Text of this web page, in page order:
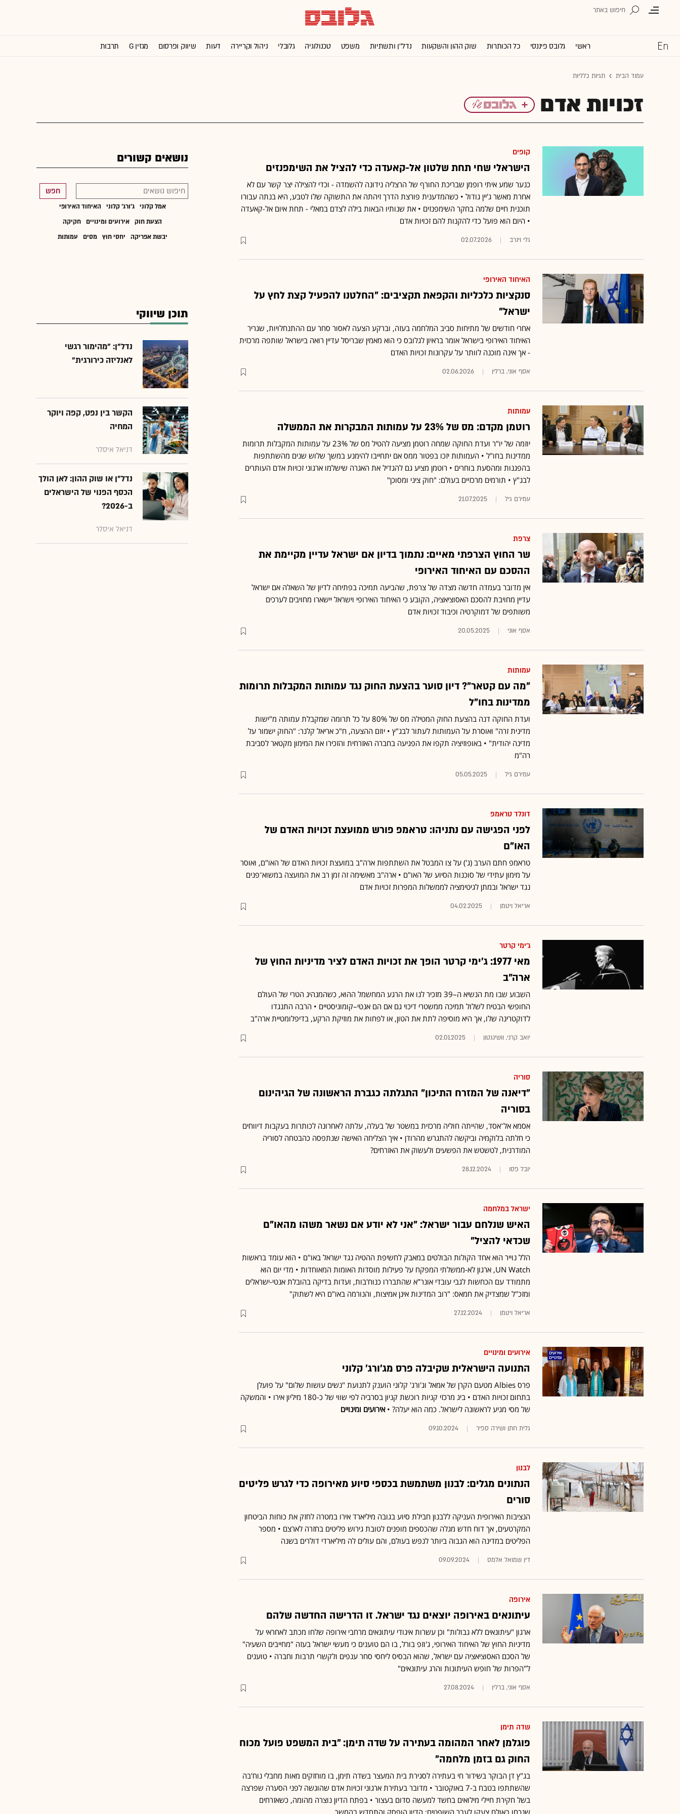
ראשי גלובס פיננסי כל הכותרות שוק ההון והשקעות נדל''ן ותשתיות משפט טכנולוגיה גלובלי ניהול וקריירה דעות שיווק ופרסום מגזין G תרבות
עמוד הבית תגיות כלליות
זכויות אדם
קופים
הישראלי שחי תחת שלטון אל-קאעדה כדי להציל את השימפנזים
כנער שמע איתי רופמן שבריכת החורף של הרצליה נידונה להשמדה - וכדי להצילה יצר קשר עם לא
אחרת מאשר ג'יין גודול • כשהמדענית פורצת הדרך זיהתה את התשוקה שלו לטבע, היא בנתה עבורו
תוכנית חיים שלמה בחקר השימפנזים • את שנותיו הבאות בילה לצדם במאלי - תחת איום אל-קאעדה
• היום הוא פועל כדי להקנות להם זכויות אדם
גלי וינרב 02.07.2026
האיחוד האירופי
סנקציות כלכליות והקפאת תקציבים: "החלטנו להפעיל קצת לחץ על
ישראל"
אחרי חודשים של מתיחות סביב המלחמה בעזה, וברקע הצעה לאסור סחר עם ההתנחלויות, שגריר
האיחוד האירופי בישראל אומר בראיון לגלובס כי הוא מאמין שבריסל עדיין רואה בישראל שותפה מרכזית
- אך אינה מוכנה לוותר על עקרונות זכויות האדם
אסף אוני, ברלין 02.06.2026
עמותות
רוטמן מקדם: מס של 23% על עמותות המבקרות את הממשלה
יוזמה של יו"ר ועדת החוקה שמחה רוטמן מציעה להטיל מס של 23% על עמותות המקבלות תרומות
ממדינות בחו"ל • העמותות יזכו בפטור ממס אם יתחייבו להימנע במשך שלוש שנים מהשתתפות
בהפגנות ומהסעת בוחרים • רוטמן מציע גם להגדיל את האגרה שישלמו ארגוני זכויות אדם העותרים
לבג"ץ • תורמים מרכזיים בעולם: "חוק ציני ומסוכן"
עמירם גיל 21.07.2025
צרפת
שר החוץ הצרפתי מאיים: נתמוך בדיון אם ישראל עדיין מקיימת את
ההסכם עם האיחוד האירופי
אין מדובר בעמדה חדשה מצדה של צרפת, שהביעה תמיכה בפתיחה לדיון של השאלה אם ישראל
עדיין מחויבת להסכם האסוציאציה, הקובע כי האיחוד האירופי וישראל יישארו מחויבים לערכים
משותפים של דמוקרטיה וכיבוד זכויות אדם
אסף אוני 20.05.2025
עמותות
"מה עם קטאר"? דיון סוער בהצעת החוק נגד עמותות המקבלות תרומות
ממדינות בחו"ל
ועדת החוקה דנה בהצעת החוק המטילה מס של 80% על כל תרומה שמקבלת עמותה מ"ישות
מדינית זרה" ואוסרת על העמותות לעתור לבג"ץ • יוזם ההצעה, ח"כ אריאל קלנר: "החוק ישמור על
מדינה יהודית" • באופוזיציה תקפו את הפגיעה בחברה האזרחית והזכירו את המימון מקטאר לסביבת
רה"מ
עמירם גיל 05.05.2025
דונלד טראמפ
לפני הפגישה עם נתניהו: טראמפ פורש ממועצת זכויות האדם של
האו"ם
טראמפ חתם הערב (ג') על צו המבטל את השתתפות ארה"ב במועצת זכויות האדם של האו"ם, ואוסר
על מימון עתידי של סוכנות הסיוע של האו"ם • ארה"ב מאשימה זה זמן רב את המועצה במשוא־פנים
נגד ישראל ובמתן לגיטימציה לממשלות המפרות זכויות אדם
אריאל ויטמן 04.02.2025
ג'ימי קרטר
מאי 1977: ג'ימי קרטר הופך את זכויות האדם לציר מדיניות החוץ של
ארה"ב
השבוע שבו מת הנשיא ה–39 מזכיר לנו את הרגע המחשמל ההוא, כשהמנהיג הטרי של העולם
החופשי הבטיח לשלול תמיכה ממשטרי דיכוי גם אם הם אנטי–קומוניסטיים • הרבה התנגדו
לדוקטרינה שלו, אך היא מוסיפה לתת את הטון, או לפחות את מוזיקת הרקע, בדיפלומטיית ארה"ב
יואב קרני, וושינגטון 02.01.2025
סוריה
"דיאנה של המזרח התיכון" התגלתה כגברת הראשונה של הגיהינום
בסוריה
אסמא אל־אסד, שהייתה חוליה מרכזית במשטר של בעלה, עלתה לאחרונה לכותרות בעקבות דיווחים
כי חלתה בלוקמיה וביקשה להתגרש מהרודן • איך הצליחה האישה שנתפסה כהבטחה לסוריה
המודרנית, לטשטש את הפשעים ולעשוק את האזרחים?
יובל פסו 28.12.2024
ישראל במלחמה
האיש שנלחם עבור ישראל: "אני לא יודע אם נשאר משהו מהאו"ם
שכדאי להציל"
הלל נוייר הוא אחד הקולות הבולטים במאבק לחשיפת ההטיה נגד ישראל באו"ם • הוא עומד בראשות
UN Watch, ארגון לא-ממשלתי המפקח על פעילות מוסדות האומות המאוחדות • מדי יום הוא
מתמודד עם הכחשות לגבי עובדי אונר"א שהתבררו כנוח'בות, ועדות בדיקה בהובלת אנטי-ישראלים
ומזכ"ל שמצדיק את חמאס: "רוב המדינות אינן אמיצות, והנורמה באו"ם היא לשתוק"
אריאל ויטמן 27.12.2024
אירועים ומינויים
התנועה הישראלית שקיבלה פרס מג'ורג' קלוני
פרס Albies מטעם הקרן של אמאל וג'ורג' קלוני הוענק לתנועת "נשים עושות שלום" על פועלן
בתחום זכויות האדם • ביג מרכזי קניות רוכשת קניון בסרביה לפי שווי של כ-180 מיליון אירו • והמשקה
של מסי מגיע לראשונה לישראל. כמה הוא יעלה? •אירועים ומינויים
גלית חתן ושירה ספיר 09.10.2024
לבנון
הנתונים מגלים: לבנון משתמשת בכספי סיוע מאירופה כדי לגרש פליטים
סורים
הנציבות האירופית העניקה ללבנון חבילת סיוע בגובה מיליארד אירו במטרה לחזק את כוחות הביטחון
המקרטעים, אך דוח חדש מגלה שהכספים מופנים לטובת גירוש פליטים בחזרה לארצם • מספר
הפליטים במדינה הוא הגבוה ביותר לנפש בעולם, והם עולים לה מיליארדי דולרים בשנה
דין שמואל אלמס 09.09.2024
אירופה
עיתונאים באירופה יוצאים נגד ישראל. זו הדרישה החדשה שלהם
ארגון "עיתונאים ללא גבולות" וכן עשרות איגודי עיתונאים מרחבי אירופה שלחו מכתב לאחראי על
מדיניות החוץ של האיחוד האירופי, ג'וזפ בורל, בו הם טוענים כי מעשי ישראל בעזה "מחייבים השעיה"
של הסכם האסוציאציה עם ישראל, שהוא הבסיס ליחסי סחר ענפים ולקשרי תרבות וחברה • טוענים
ל"הפרות של חופש העיתונות והרג עיתונאים"
אסף אוני, ברלין 27.08.2024
שדה תימן
פוגלמן לאחר המהומה בעתירה על שדה תימן: "בית המשפט פועל מכוח
החוק גם בזמן מלחמה"
בג"ץ דן הבוקר בשידור חי בעתירה לסגירת בית המעצר בשדה תימן, בו מוחזקים מאות מחבלי נוח'בה
שהשתתפו בטבח ב-7 באוקטובר • מדובר בעתירת ארגוני זכויות אדם שהוגשה לפני הסערה שפרצה
בשל חקירת חיילי מילואים בחשד למעשה סדום בעצור • בפתח הדיון נוצרה מהומה, כשאזרחים
נושאים קשורים
חפש
אמל קלוני ג'ורג' קלוני
האיחוד האירופי
הצעת חוק
אירועים ומינויים
חקיקה
יבשת אפריקה
יחסי חוץ מסים עמותות
תוכן שיווקי
נדל"ן: "מהימור רגשי
לאנליזה כירורגית"
הקשר בין נפט, קפה ויוקר
המחיה
דניאל איסלר
נדל"ן או שוק ההון: לאן הולך
הכסף הפנוי של הישראלים
ב-2026?
דניאל איסלר